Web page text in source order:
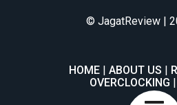
© JagatReview |
HOME ABOUT US
OVERCLOCKING